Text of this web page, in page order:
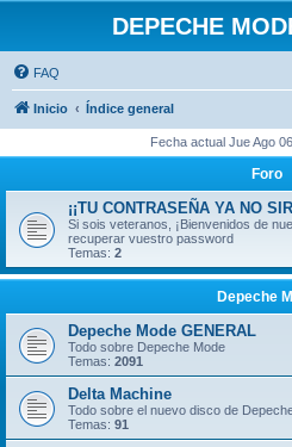
DEPECHE
FAQ
Inicio Índice general
Fecha actual Jue Ago
Foro
¡¡TU CONTRASEÑA YA NO
Si sois veteranos, ¡Bienvenidos de
recuperar vuestro password
Temas: 2
Depeche
Depeche Mode GENERAL
Todo sobre Depeche Mode
Temas: 2091
Delta Machine
Todo sobre el nuevo disco de
Temas: 91